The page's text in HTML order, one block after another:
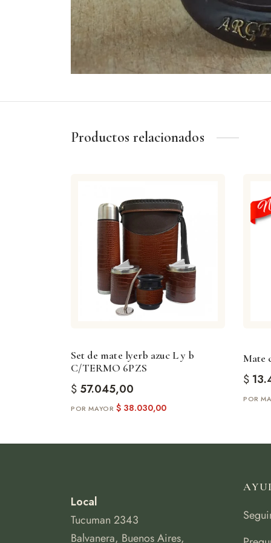
Productos relacionados
Set de mate lyerb azuc L y b
C/TERMO 6PZS
$ 57.045,00
$ 38.030,00
Mate
$
Local
Tucuman 2343
Balvanera, Buenos Aires,